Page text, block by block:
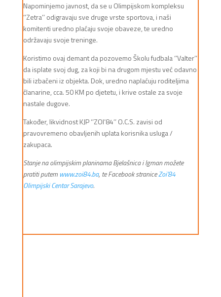
Napominjemo javnost, da se u Olimpijskom kompleksu
‘’Zetra’’ odigravaju sve druge vrste sportova, i naši
komitenti uredno plaćaju svoje obaveze, te uredno
održavaju svoje treninge.
Koristimo ovaj demant da pozovemo Školu fudbala ‘’Valter’’
da isplate svoj dug, za koji bi na drugom mjestu već odavno
bili izbačeni iz objekta. Dok, uredno naplaćuju roditeljima
članarine, cca. 50 KM po djetetu, i krive ostale za svoje
nastale dugove.
Također, likvidnost KJP ‘’ZOI’84’’ O.C.S. zavisi od
pravovremeno obavljenih uplata korisnika usluga /
zakupaca.
Stanje na olimpijskim planinama Bjelašnica i Igman možete
pratiti putem www.zoi84.ba, te Facebook straniceZoi'84
Olimpijski Centar Sarajevo.